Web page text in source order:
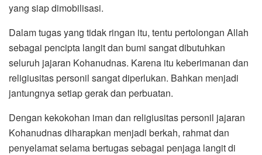
yang siap dimobilisasi.
Dalam tugas yang tidak ringan itu, tentu pertolongan Allah
sebagai pencipta langit dan bumi sangat dibutuhkan
seluruh jajaran Kohanudnas. Karena itu keberimanan dan
religiusitas personil sangat diperlukan. Bahkan menjadi
jantungnya setiap gerak dan perbuatan.
Dengan kekokohan iman dan religiusitas personil jajaran
Kohanudnas diharapkan menjadi berkah, rahmat dan
penyelamat selama bertugas sebagai penjaga langit di